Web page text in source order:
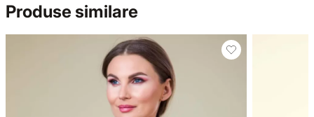
Produse similare